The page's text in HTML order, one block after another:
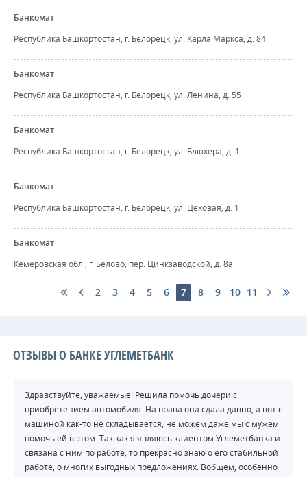
Банкомат
Республика Башкортостан, г. Белорецк, ул. Карла Маркса, д. 84
Банкомат
Республика Башкортостан, г. Белорецк, ул. Ленина, д. 55
Банкомат
Республика Башкортостан, г. Белорецк, ул. Блюхера, д. 1
Банкомат
Республика Башкортостан, г. Белорецк, ул. Цеховая, д. 1
Банкомат
Кемеровская обл., г. Белово, пер. Цинкзаводской, д. 8а
2 3 4 5 6 7 8 9 10 11
ОТЗЫВЫ О БАНКЕ УГЛЕМЕТБАНК
Здравствуйте, уважаемые! Решила помочь дочери с
приобретением автомобиля. На права она сдала давно, а вот с
машиной как-то не складывается, не можем даже мы с мужем
помочь ей в этом. Так как я являюсь клиентом Углеметбанка и
связана с ним по работе, то прекрасно знаю о его стабильной
работе, о многих выгодных предложениях. Вобщем, особенно